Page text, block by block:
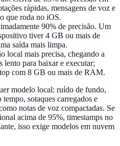
rápidas, mensagens de voz e
que roda no iOS.
90% de precisão. Um
tiver 4 GB ou mais de
saída mais limpa.
local mais precisa, chegando a
para baixar e executar;
com 8 GB ou mais de RAM.
modelo local: ruído de fundo,
sotaques carregados e
notas de voz compactadas. Se
acima de 95%, timestamps no
isso exige modelos em nuvem